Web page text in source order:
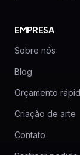
EMPRESA
Sobre nós
Blog
Orçamento
Criação de arte
Contato